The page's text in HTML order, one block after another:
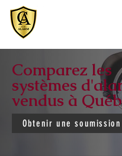
Comparez les
systèmes
vendus à
Obtenir une